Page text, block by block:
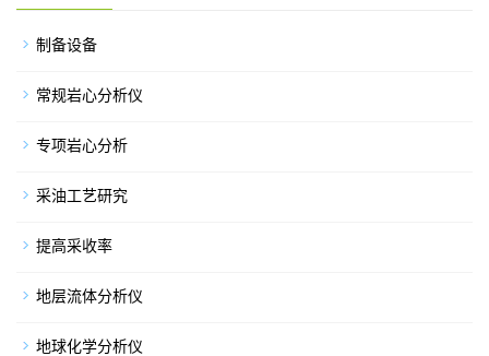
制备设备
常规岩心分析仪
专项岩心分析
采油工艺研究
提高采收率
地层流体分析仪
地球化学分析仪